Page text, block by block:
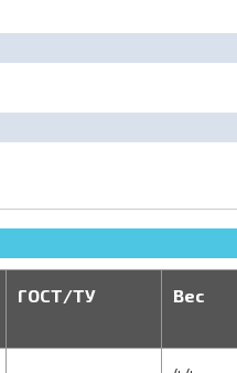
ГОСТ/ТУ Вес